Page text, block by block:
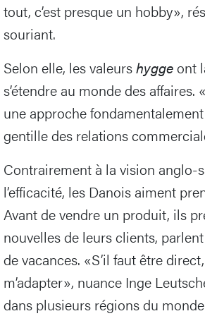
tout, c’est presque un hobby»,
souriant.
Selon elle, les valeurshyggeont
s’étendre au monde des affaires.
une approche
gentille des relations
Contrairement à la vision anglo-
l’efficacité, les Danois aiment
Avant de vendre un produit, ils
nouvelles de leurs clients,
de vacances. «S’il faut être
m’adapter», nuance Inge
dans plusieurs régions du